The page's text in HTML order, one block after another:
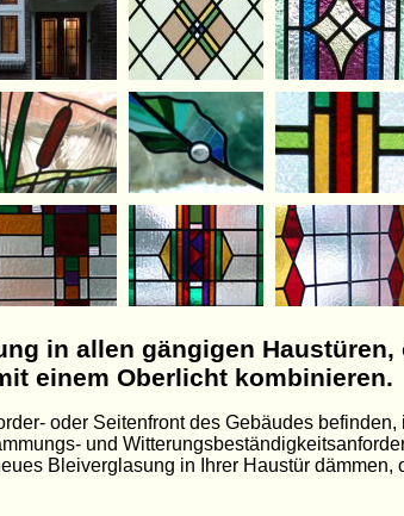
in allen gängigen Haustüren,
einem Oberlicht kombinieren.
oder Seitenfront des Gebäudes befinden,
und
Bleiverglasung in Ihrer Haustür dämmen,